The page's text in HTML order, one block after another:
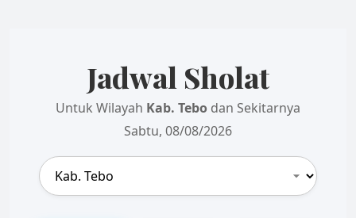
Jadwal Sholat
Untuk Wilayah Kab. Tebo dan Sekitarnya
Sabtu, 08/08/2026